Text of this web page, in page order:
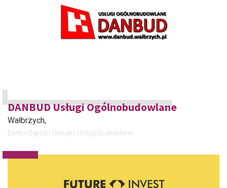
DANBUD Usługi Ogólnobudowlane
Wałbrzych,
Dom i Ogród Usługi Usługi budowlane